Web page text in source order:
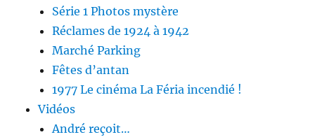
Série 1 Photos mystère
Réclames de 1924 à 1942
Marché Parking
Fêtes d’antan
1977 Le cinéma La Féria incendié !
Vidéos
André reçoit…